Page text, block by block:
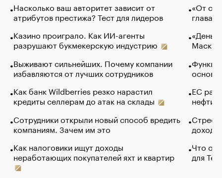
Насколько ваш авторитет зависит от
атрибутов престижа? Тест для лидеров
Казино проиграло. Как ИИ-агенты
разрушают букмекерскую индустрию
Выживают сильнейших. Почему компании
избавляются от лучших сотрудников
Как банк Wildberries резко нарастил
кредиты селлерам до атак на склады
Сотрудники открыли новый способ вредить
компаниям. Зачем им это
Как налоговики ищут доходы
неработающих покупателей яхт и квартир
«От
глава
Маск в
основ
ЕС
нефти
Что
для